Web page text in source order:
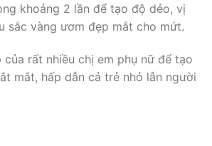
khoảng 2 lần để tạo độ dẻo, vị
sắc vàng ươm đẹp mắt cho mứt.
rất nhiều chị em phụ nữ để tạo
mắt, hấp dẫn cả trẻ nhỏ lẫn người